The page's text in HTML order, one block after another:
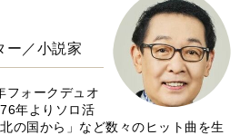
ー／小説家
フォークデュオ
年よりソロ活
の国から」など数々のヒット曲を生